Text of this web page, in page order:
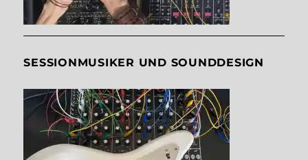
SESSIONMUSIKER UND SOUNDDESIGN